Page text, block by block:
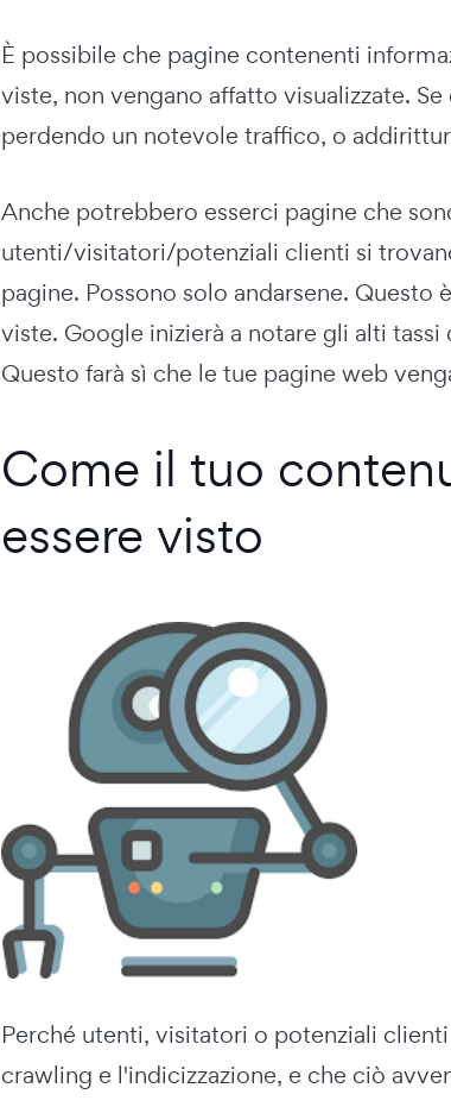
È possibile che pagine contenenti
viste, non vengano affatto visualizzate.
perdendo un notevole traffico, o
Anche potrebbero esserci pagine che
utenti/visitatori/potenziali clienti si
pagine. Possono solo andarsene.
viste. Google inizierà a notare gli alti
Questo farà sì che le tue pagine web
Come il tuo
essere visto
Perché utenti, visitatori o potenziali
crawling e l'indicizzazione, e che ciò